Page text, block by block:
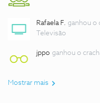
Rafaela F. ganhou o
Televisão
jppo ganhou o
Mostrar mais